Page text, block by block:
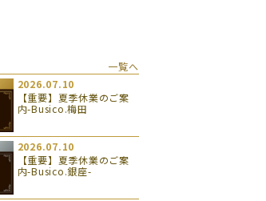
一覧へ
2026.07.10
【重要】夏季休業のご案
内-Busico.梅田
2026.07.10
【重要】夏季休業のご案
内-Busico.銀座-